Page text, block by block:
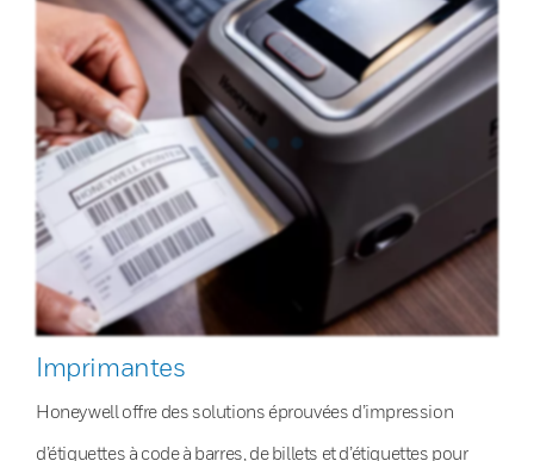
Imprimantes
Honeywell offre des solutions éprouvées d’impression
d’étiquettes à code à barres, de billets et d’étiquettes pour